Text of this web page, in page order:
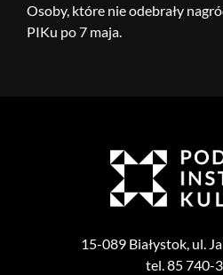
Osoby, które nie odebrały
PIKu po 7 maja.
15-089 Białystok, ul.
tel. 85 740-